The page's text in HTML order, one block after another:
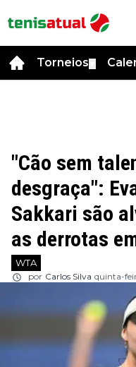
Torneios
"Cão sem
desgraça":
Sakkari são
as derrotas
WTA
por Carlos Silva quinta-